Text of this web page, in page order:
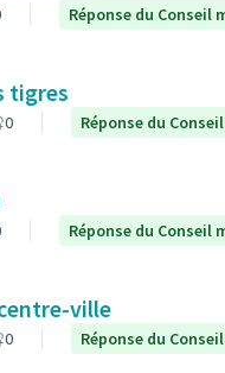
Réponse du
tigres
0 Réponse du
Réponse du
ville
0 Réponse du